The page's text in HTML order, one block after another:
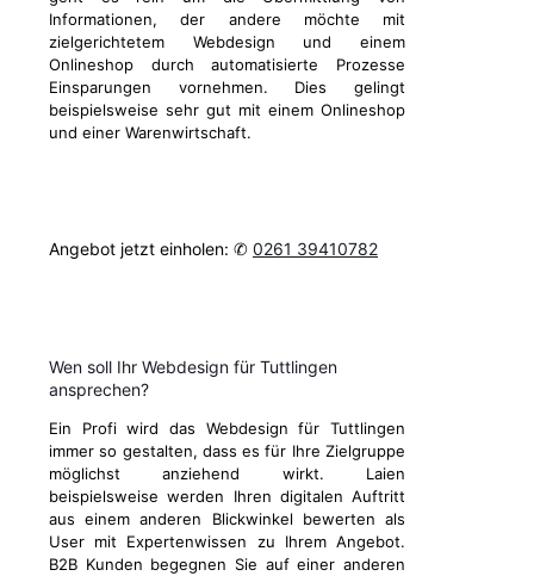
Informationen, der andere möchte mit
zielgerichtetem Webdesign und einem
Onlineshop durch automatisierte Prozesse
Einsparungen vornehmen. Dies gelingt
beispielsweise sehr gut mit einem Onlineshop
und einer Warenwirtschaft.
Angebot jetzt einholen: ✆ 0261 39410782
Wen soll Ihr Webdesign für Tuttlingen
ansprechen?
Ein Profi wird das Webdesign für Tuttlingen
immer so gestalten, dass es für Ihre Zielgruppe
möglichst anziehend wirkt. Laien
beispielsweise werden Ihren digitalen Auftritt
aus einem anderen Blickwinkel bewerten als
User mit Expertenwissen zu Ihrem Angebot.
B2B Kunden begegnen Sie auf einer anderen